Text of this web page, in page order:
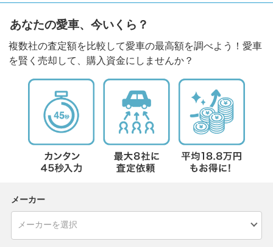
あなたの愛車、今いくら？
複数社の査定額を比較して愛車の最高額を調べよう！愛車
を賢く売却して、購入資金にしませんか？
メーカー